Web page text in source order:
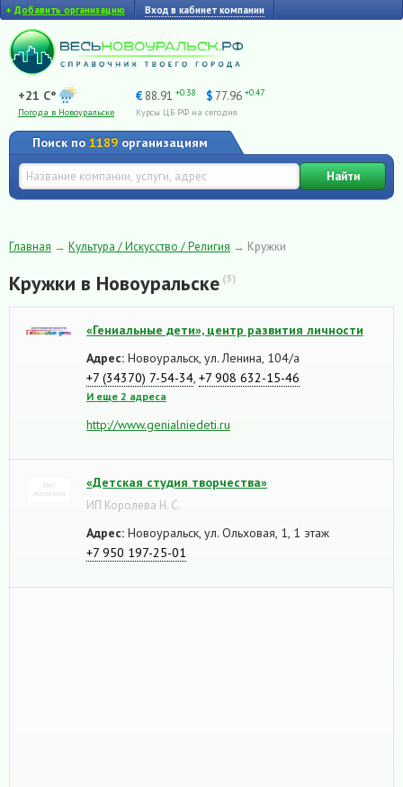
+ Добавить организацию Вход в кабинет компании
+21 C°
Погода в Новоуральске
€ 88.91 +0.38 $ 77.96 +0.47
Курсы ЦБ РФ на сегодня
Поиск по 1189 организациям
Найти
Главная → Культура / Искусство / Религия → Кружки
Кружки в Новоуральске (3)
«Гениальные дети», центр развития личности
Адрес: Новоуральск, ул. Ленина, 104/а
+7 (34370) 7-54-34, +7 908 632-15-46
И еще 2 адреса
http://www.genialniedeti.ru
«Детская студия творчества»
ИП Королева Н. С.
Адрес: Новоуральск, ул. Ольховая, 1, 1 этаж
+7 950 197-25-01